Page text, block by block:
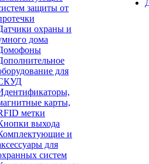
защиты от
охраны и
дома
для
карты,
метки
выхода
и
для
систем